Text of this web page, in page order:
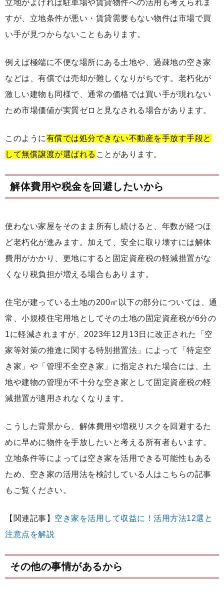
立地がよければ駐車場や賃貸物件への活用も考えられま
すが、立地条件が悪い・賃貸需要もない物件は市場で買
い手が見つからないこともあります。
例えば極端に不便な場所にある土地や、過疎地の空き家
などは、有償では売却が難しくなりがちです。老朽化が
激しい建物も同様で、通常の価格では買い手が現れない
ため市場価値が実質ゼロと見なされる場合があります。
このように有償では処分できない不動産を手放す手段と
して無償譲渡が選ばれる ことがあります。
解体費用や税金を回避したいから
使わない家屋をそのまま所有し続けると、年数が経つほ
ど老朽化が進みます。加えて、安全に取り壊すには解体
費用がかかり、更地にすると固定資産税の軽減措置がな
くなり税負担が増える場合もあります。
住宅が建っている土地の200㎡以下の部分については、通
常、小規模住宅用地としてその土地の固定資産税が6分の
1に軽減されますが、2023年12月13日に改正された「空
家等対策の推進に関する特別措置法」によって「特定空
き家」や「管理不全空き家」に指定された場合には、土
地や建物の管理が不十分な空き家として固定資産税の軽
減措置が適用されなくなります。
こうした背景から、解体費用や増税リスクを回避するた
めに早めに物件を手放したいと考える所有者もいます。
立地条件等によっては空き家を活用できる可能性もある
ため、空き家の活用法を検討している人はこちらの記事
もご覧ください。
【関連記事】 空き家を活用して収益に！活用方法12選と
注意点を解説
その他の事情があるから